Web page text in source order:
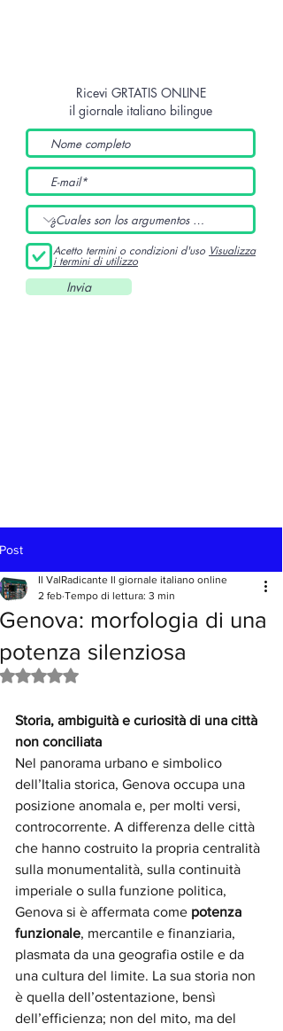
Ricevi GRTATIS ONLINE
il giornale italiano bilingue
Acetto termini o condizioni d'uso Visualizza
i termini di utilizzo
Invia
Post
Genova: morfologia di una
potenza silenziosa
Il ValRadicante Il giornale italiano online
2 feb Tempo di lettura: 3 min
Valutazione NaN stelle su 5.
Storia, ambiguità e curiosità di una città
non conciliata
Nel panorama urbano e simbolico
dell’Italia storica, Genova occupa una
posizione anomala e, per molti versi,
controcorrente. A differenza delle città
che hanno costruito la propria centralità
sulla monumentalità, sulla continuità
imperiale o sulla funzione politica,
Genova si è affermata come potenza
funzionale, mercantile e finanziaria,
plasmata da una geografia ostile e da
una cultura del limite. La sua storia non
è quella dell’ostentazione, bensì
dell’efficienza; non del mito, ma del